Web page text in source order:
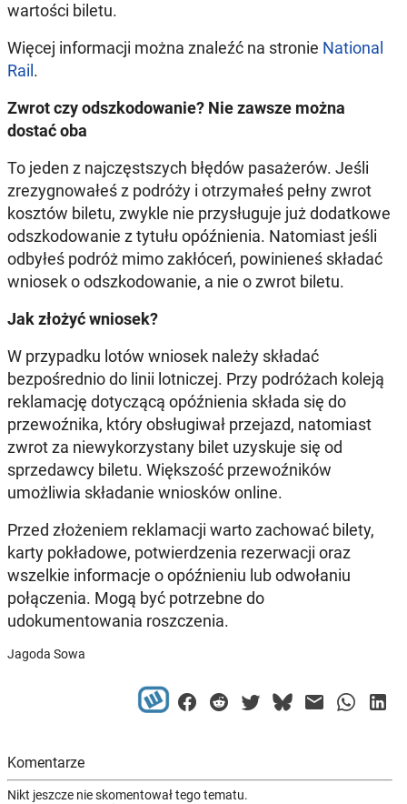
wartości biletu.
Więcej informacji można znaleźć na stronie National
Rail .
Zwrot czy odszkodowanie? Nie zawsze można
dostać oba
To jeden z najczęstszych błędów pasażerów. Jeśli
zrezygnowałeś z podróży i otrzymałeś pełny zwrot
kosztów biletu, zwykle nie przysługuje już dodatkowe
odszkodowanie z tytułu opóźnienia. Natomiast jeśli
odbyłeś podróż mimo zakłóceń, powinieneś składać
wniosek o odszkodowanie, a nie o zwrot biletu.
Jak złożyć wniosek?
W przypadku lotów wniosek należy składać
bezpośrednio do linii lotniczej. Przy podróżach koleją
reklamację dotyczącą opóźnienia składa się do
przewoźnika, który obsługiwał przejazd, natomiast
zwrot za niewykorzystany bilet uzyskuje się od
sprzedawcy biletu. Większość przewoźników
umożliwia składanie wniosków online.
Przed złożeniem reklamacji warto zachować bilety,
karty pokładowe, potwierdzenia rezerwacji oraz
wszelkie informacje o opóźnieniu lub odwołaniu
połączenia. Mogą być potrzebne do
udokumentowania roszczenia.
Jagoda Sowa
Komentarze
Nikt jeszcze nie skomentował tego tematu.